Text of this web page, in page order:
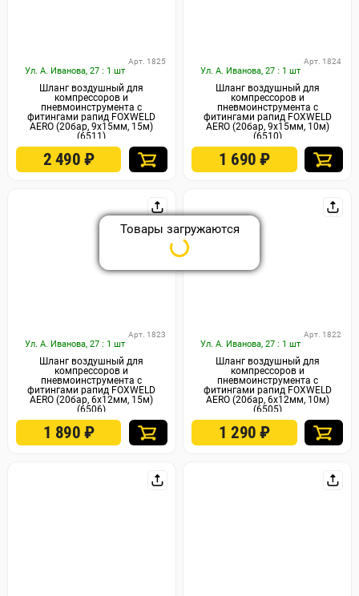
Ул. А. Иванова, 27 : 1 шт
Арт. 1825
Шланг воздушный для
компрессоров и
пневмоинструмента с
фитингами рапид FOXWELD
AERO (20бар, 9x15мм, 15м)
(6511)
2 490 ₽
Ул. А. Иванова, 27 : 1 шт
Арт. 1824
Шланг воздушный для
компрессоров и
пневмоинструмента с
фитингами рапид FOXWELD
AERO (20бар, 9x15мм, 10м)
(6510)
1 690₽
Ул. А. Иванова, 27 : 1 шт
Арт. 1823
Шланг воздушный для
компрессоров и
пневмоинструмента с
фитингами рапид FOXWELD
AERO (20бар, 6x12мм, 15м)
(6506)
1 890 ₽
Ул. А. Иванова, 27 : 1 шт
Арт. 1822
Шланг воздушный для
компрессоров и
пневмоинструмента с
фитингами рапид FOXWELD
AERO (20бар, 6x12мм, 10м)
(6505)
1 290₽
Товары загружаются